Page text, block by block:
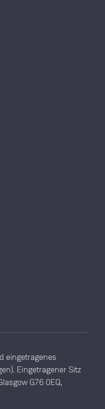
eingetragenes
Eingetragener Sitz
G76 0EQ,